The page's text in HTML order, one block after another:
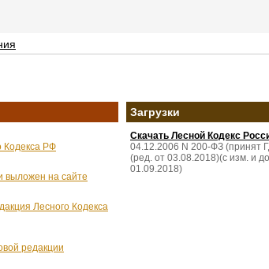
Кодекса РФ
выложен на сайте
Лесного Кодекса
редакции
Загрузки
Скачать Лесной Кодекс
04.12.2006 N 200-ФЗ (принят
(ред. от 03.08.2018)(с изм. и
01.09.2018)